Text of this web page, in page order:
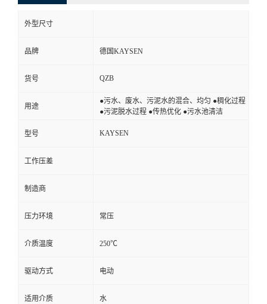
外型尺寸
品牌 德国KAYSEN
货号 QZB
用途
●污水、废水、污泥水的混合、均匀 ●稠化过程
●污泥脱水过程 ●传热优化 ●污水池清洁
型号 KAYSEN
工作压差
制造商
压力环境 常压
介质温度 250℃
驱动方式 电动
适用介质 水